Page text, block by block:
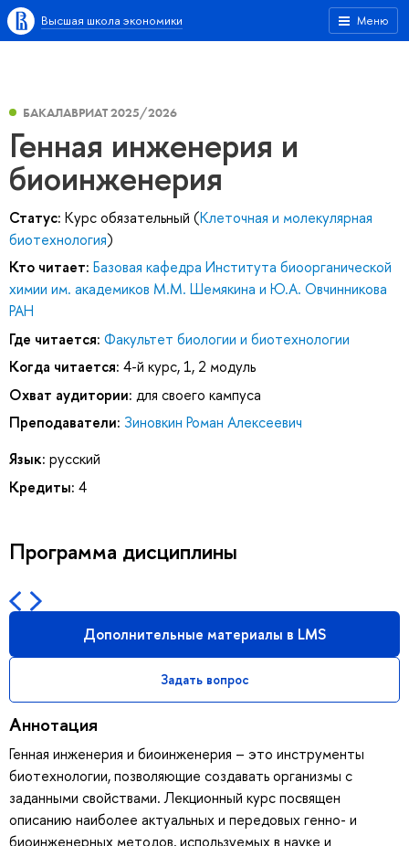
Меню
Высшая школа экономики
БАКАЛАВРИАТ 2025/2026
Генная инженерия и
биоинженерия
Статус: Курс обязательный (Клеточная и молекулярная
биотехнология)
Кто читает: Базовая кафедра Института биоорганической
химии им. академиков М.М. Шемякина и Ю.А. Овчинникова
РАН
Где читается: Факультет биологии и биотехнологии
Когда читается: 4-й курс, 1, 2 модуль
Охват аудитории: для своего кампуса
Преподаватели: Зиновкин Роман Алексеевич
Язык: русский
Кредиты: 4
Программа дисциплины
Дополнительные материалы в LMS
Задать вопрос
Аннотация
Генная инженерия и биоинженерия – это инструменты
биотехнологии, позволяющие создавать организмы с
заданными свойствами. Лекционный курс посвящен
описанию наиболее актуальных и передовых генно- и
биоинженерных методов, используемых в науке и